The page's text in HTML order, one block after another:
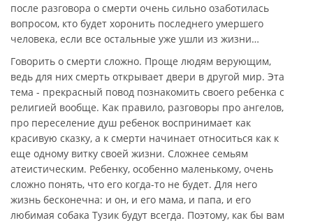
после разговора о смерти очень сильно озаботилась
вопросом, кто будет хоронить последнего умершего
человека, если все остальные уже ушли из жизни…
Говорить о смерти сложно. Проще людям верующим,
ведь для них смерть открывает двери в другой мир. Эта
тема - прекрасный повод познакомить своего ребенка с
религией вообще. Как правило, разговоры про ангелов,
про переселение душ ребенок воспринимает как
красивую сказку, а к смерти начинает относиться как к
еще одному витку своей жизни. Сложнее семьям
атеистическим. Ребенку, особенно маленькому, очень
сложно понять, что его когда-то не будет. Для него
жизнь бесконечна: и он, и его мама, и папа, и его
любимая собака Тузик будут всегда. Поэтому, как бы вам